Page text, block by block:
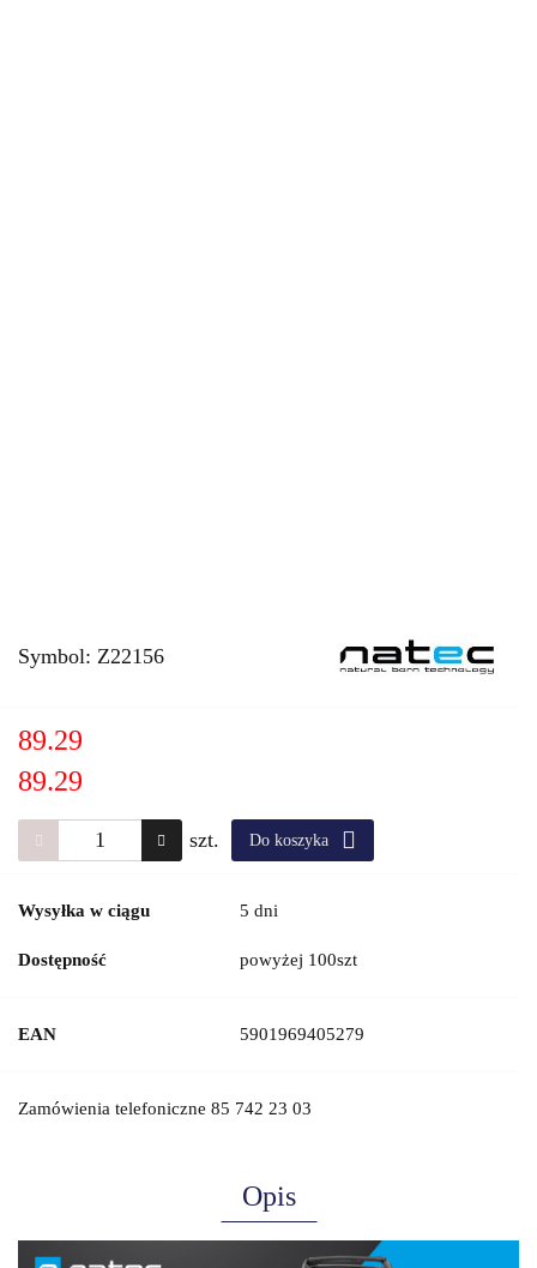
Symbol: Z22156
89.29
89.29
szt. Do koszyka
Wysyłka w ciągu 5 dni
Dostępność powyżej 100szt
EAN 5901969405279
Zamówienia telefoniczne 85 742 23 03
Opis